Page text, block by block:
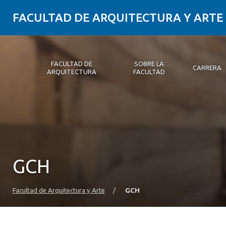
FACULTAD DE ARQUITECTURA Y ARTE
FACULTAD DE
ARQUITECTURA
SOBRE LA
FACULTAD
CARRERA
GCH
Facultad de Arquitectura y Arte / GCH